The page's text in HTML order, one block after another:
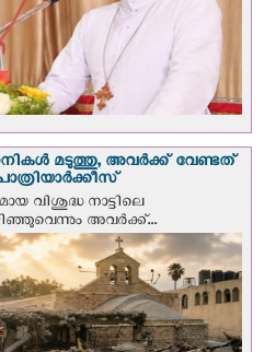
മടുത്തു, അവർക്ക് വേണ്ടത്
വിശുദ്ധ നാട്ടിലെ
അവർക്ക്...